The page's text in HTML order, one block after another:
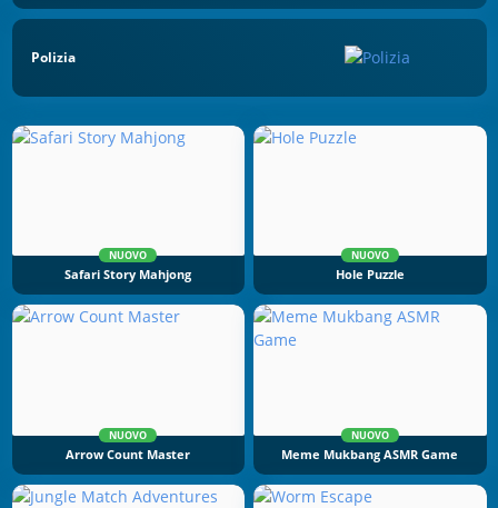
Polizia
NUOVO
Safari Story Mahjong
NUOVO
Hole Puzzle
NUOVO
Arrow Count Master
NUOVO
Meme Mukbang ASMR Game